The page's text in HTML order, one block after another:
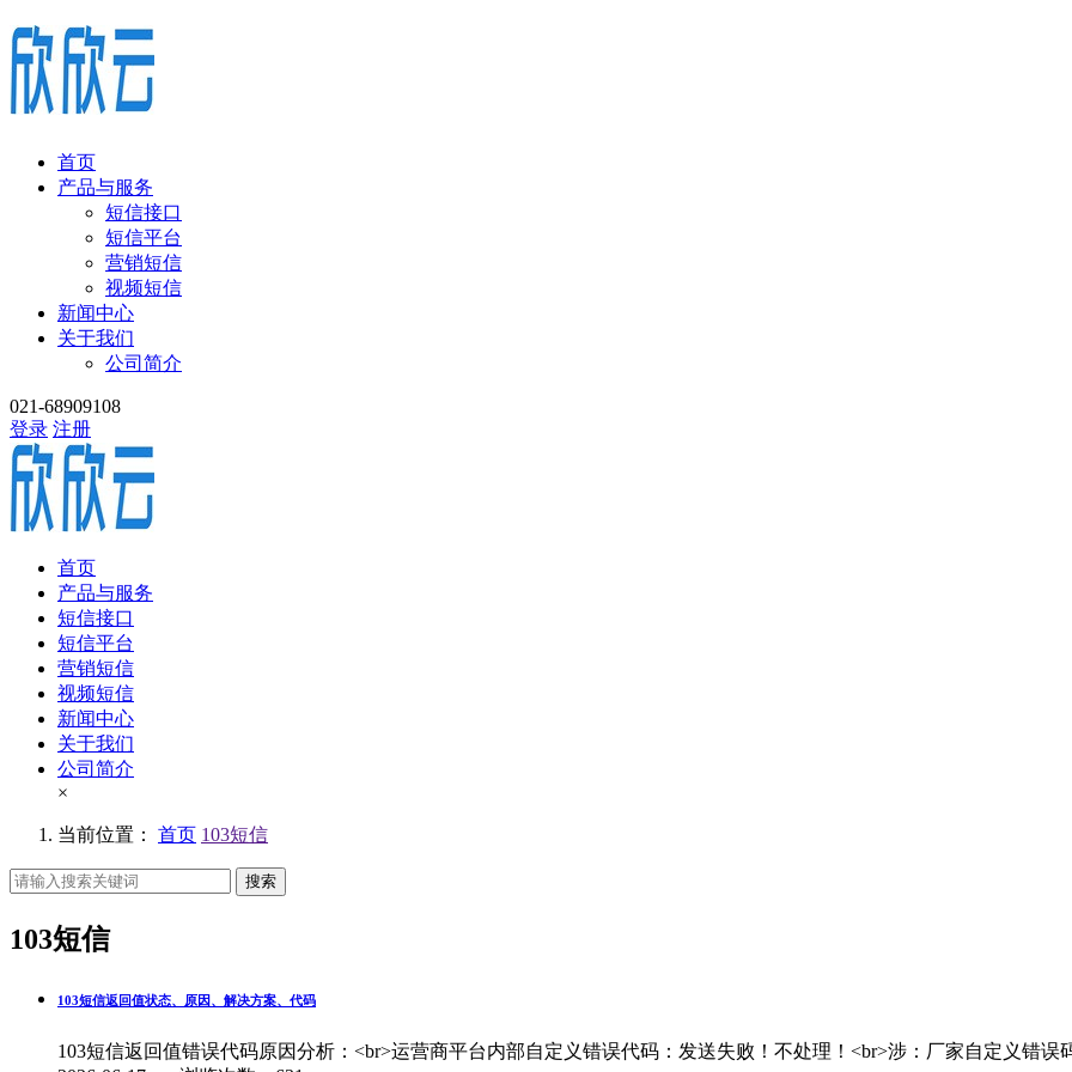
首页
产品与服务
短信接口
短信平台
营销短信
视频短信
新闻中心
关于我们
公司简介
021-68909108
登录 注册
首页
产品与服务
短信接口
短信平台
营销短信
视频短信
新闻中心
关于我们
公司简介
×
当前位置： 首页 103短信
搜索
103短信
103短信返回值状态、原因、解决方案、代码
103短信返回值错误代码原因分析：<br>运营商平台内部自定义错误代码：发送失败！不处理！<br>涉：厂家自定义错误